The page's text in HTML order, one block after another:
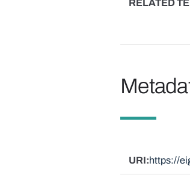
RELATED
URI https://